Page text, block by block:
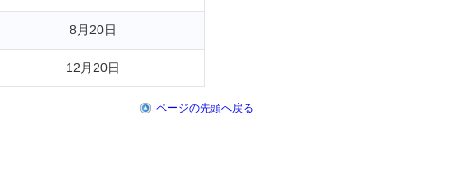
8月20日
12月20日
ページの先頭へ戻る